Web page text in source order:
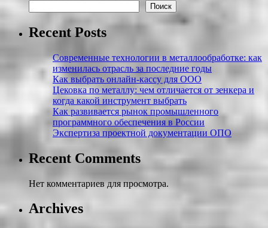
Поиск
Recent Posts
Современные технологии в металлообработке: как
изменилась отрасль за последние годы
Как выбрать онлайн-кассу для ООО
Цековка по металлу: чем отличается от зенкера и
когда какой инструмент выбрать
Как развивается рынок промышленного
программного обеспечения в России
Экспертиза проектной документации ОПО
Recent Comments
Нет комментариев для просмотра.
Archives